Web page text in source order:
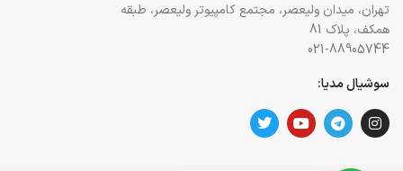
تهران، میدان ولیعصر، مجتمع کامپیوتر ولیعصر، طبقه
همکف، پلاک 81
021-88905744
سوشیال مدیا: